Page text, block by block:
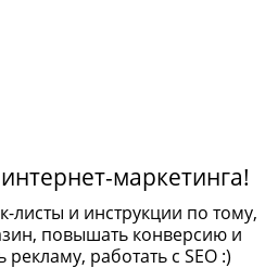
маркетинга!
листы и инструкции по тому,
повышать конверсию и
работать с SEO :)